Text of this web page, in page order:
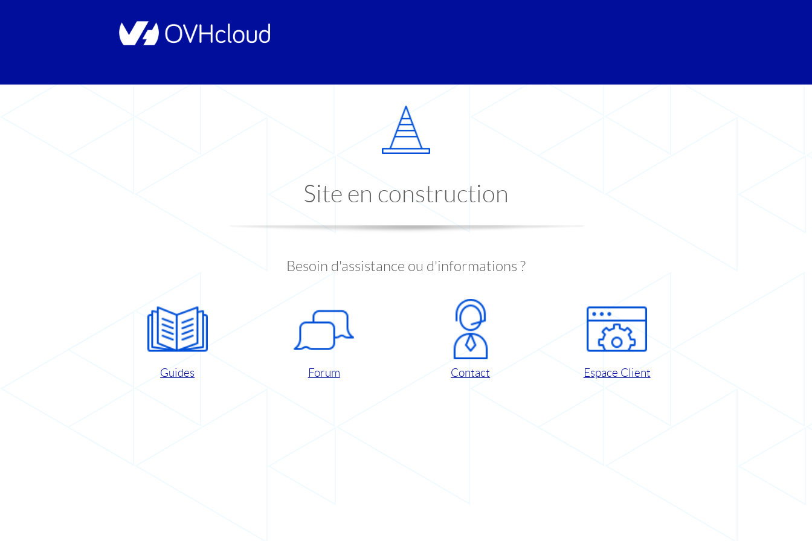
Site en construction
Besoin d'assistance ou d'informations ?
Guides Forum Contact Espace Client